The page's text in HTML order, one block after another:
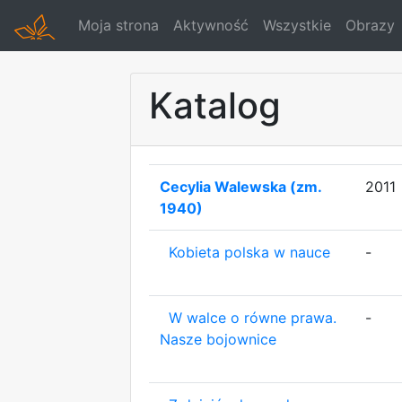
Moja strona Aktywność Wszystkie Obrazy
Katalog
Cecylia Walewska (zm.
1940)
2011
Kobieta polska w nauce -
W walce o równe prawa.
Nasze bojownice
-